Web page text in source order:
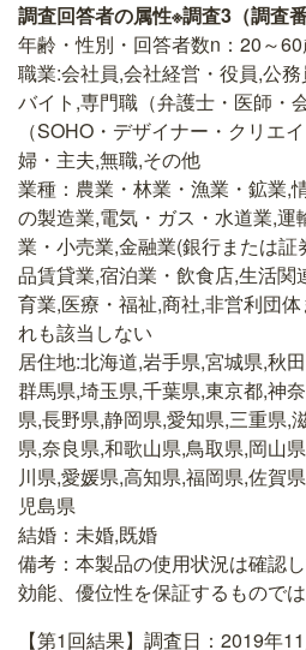
調査回答者の属性※調査3（調査
年齢・性別・回答者数n：20～
職業:会社員,会社経営・役員,公
バイト,専門職（弁護士・医師・
（SOHO・デザイナー・クリエ
婦・主夫,無職,その他
業種：農業・林業・漁業・鉱業,
の製造業,電気・ガス・水道業,運
業・小売業,金融業(銀行または
品賃貸業,宿泊業・飲食店,生活関
育業,医療・福祉,商社,非営利団
れも該当しない
居住地:北海道,岩手県,宮城県,秋
群馬県,埼玉県,千葉県,東京都,神
県,長野県,静岡県,愛知県,三重県,
県,奈良県,和歌山県,鳥取県,岡山
川県,愛媛県,高知県,福岡県,佐賀
児島県
結婚：未婚,既婚
備考：本製品の使用状況は確認
効能、優位性を保証するものでは
【第1回結果】調査日：2019年